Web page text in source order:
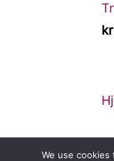
kr
We use